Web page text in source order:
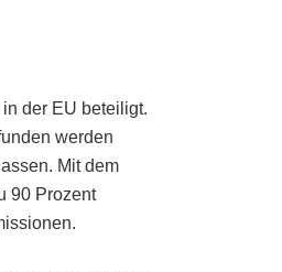
der EU beteiligt.
werden
Mit dem
90 Prozent